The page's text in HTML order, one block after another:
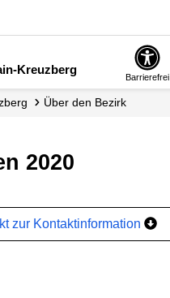
Kreuzberg
Barrierefrei
Über den Bezirk
2020
zur Kontaktinformation